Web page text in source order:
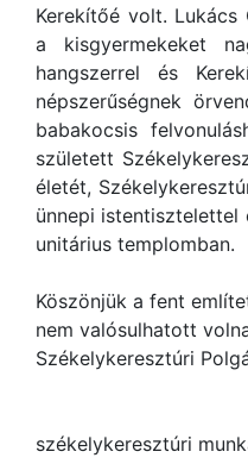
Kerekítőé volt.
a kisgyermekeket
hangszerrel és
népszerűségnek
babakocsis
született
életét,
ünnepi istentisztelettel
unitárius templomban.
Köszönjük a fent
nem valósulhatott
Székelykeresztúri
Deák Réka,
székelykeresztúri